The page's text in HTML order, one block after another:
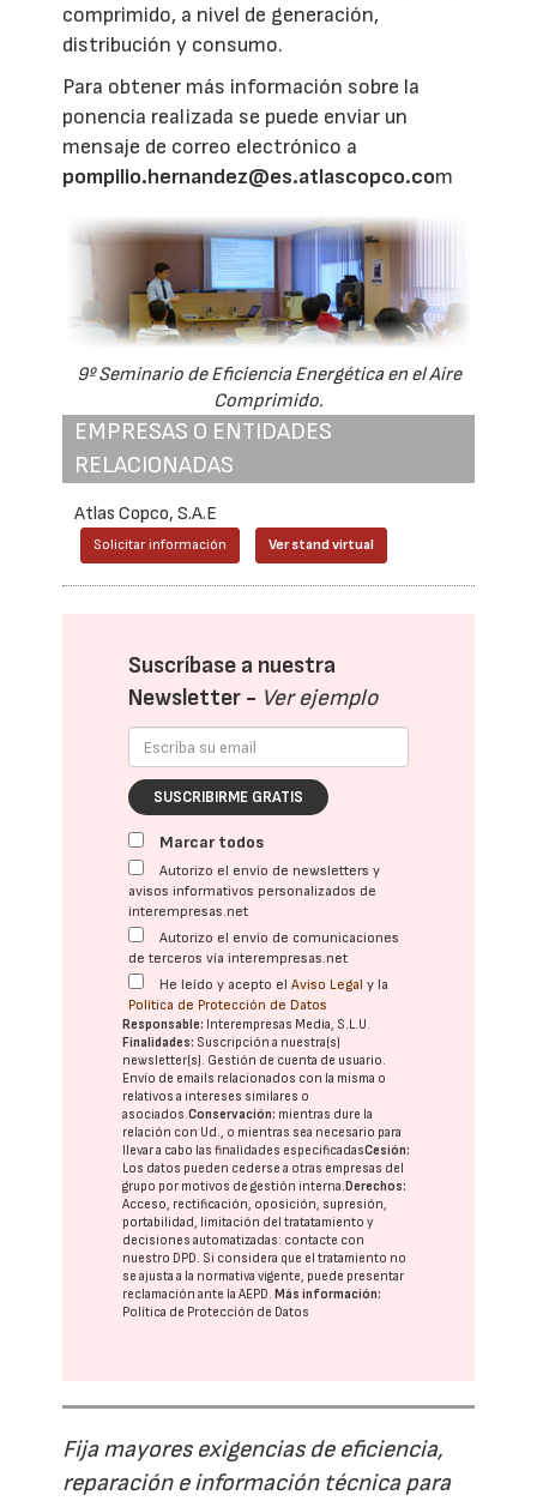
comprimido, a nivel de generación,
distribución y consumo.
Para obtener más información sobre la
ponencia realizada se puede enviar un
mensaje de correo electrónico a
pompilio.hernandez@es.atlascopco.com
9º Seminario de Eficiencia Energética en el Aire
Comprimido.
EMPRESAS O ENTIDADES
RELACIONADAS
Atlas Copco, S.A.E
Solicitar información Ver stand virtual
Suscríbase a nuestra
Newsletter - Ver ejemplo
SUSCRIBIRME GRATIS
Marcar todos
Autorizo el envío de newsletters y
avisos informativos personalizados de
interempresas.net
Autorizo el envío de comunicaciones
de terceros vía interempresas.net
He leído y acepto elAviso Legal y la
Política de Protección de Datos
Responsable: Interempresas Media, S.L.U.
Finalidades: Suscripción a nuestra(s)
newsletter(s). Gestión de cuenta de usuario.
Envío de emails relacionados con la misma o
relativos a intereses similares o
asociados.Conservación: mientras dure la
relación con Ud., o mientras sea necesario para
llevar a cabo las finalidades especificadasCesión:
Los datos pueden cederse a otras empresas del
grupo por motivos de gestión interna. Derechos:
Acceso, rectificación, oposición, supresión,
portabilidad, limitación del tratatamiento y
decisiones automatizadas: contacte con
nuestro DPD. Si considera que el tratamiento no
se ajusta a la normativa vigente, puede presentar
reclamación ante laAEPD. Más información:
Política de Protección de Datos
Fija mayores exigencias de eficiencia,
reparación e información técnica para